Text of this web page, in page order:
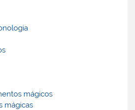
mágicos
mágicas